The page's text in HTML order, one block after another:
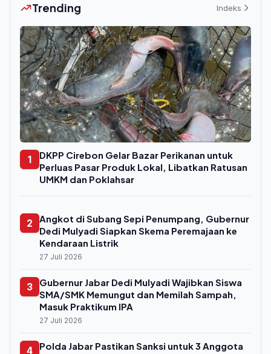
Trending Indeks
1
DKPP Cirebon Gelar Bazar Perikanan untuk
Perluas Pasar Produk Lokal, Libatkan Ratusan
UMKM dan Poklahsar
2
Angkot di Subang Sepi Penumpang, Gubernur
Dedi Mulyadi Siapkan Skema Peremajaan ke
Kendaraan Listrik
27 Juli 2026
3
Gubernur Jabar Dedi Mulyadi Wajibkan Siswa
SMA/SMK Memungut dan Memilah Sampah,
Masuk Praktikum IPA
27 Juli 2026
4
Polda Jabar Pastikan Sanksi untuk 3 Anggota